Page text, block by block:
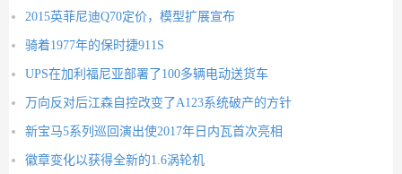
2015英菲尼迪Q70定价，模型扩展宣布
骑着1977年的保时捷911S
UPS在加利福尼亚部署了100多辆电动送货车
万向反对后江森自控改变了A123系统破产的方针
新宝马5系列巡回演出使2017年日内瓦首次亮相
徽章变化以获得全新的1.6涡轮机